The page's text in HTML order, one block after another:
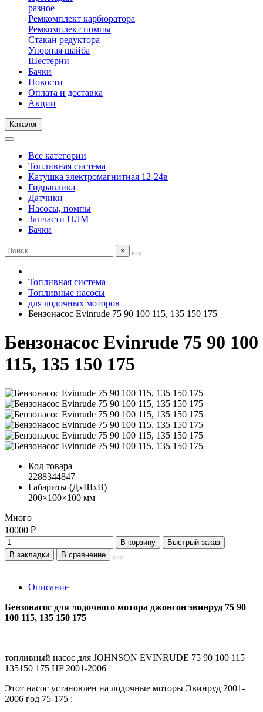
разное
Ремкомплект карбюратора
Ремкомплект помпы
Стакан редуктора
Упорная шайба
Шестерни
Бачки
Новости
Оплата и доставка
Акции
Каталог
Все категории
Топливная система
Катушка электромагнитная 12-24в
Гидравлика
Датчики
Насосы, помпы
Запчасти ПЛМ
Бачки
×
Топливная система
Топливные насосы
для лодочных моторов
Бензонасос Evinrude 75 90 100 115, 135 150 175
Бензонасос Evinrude 75 90 100
115, 135 150 175
Код товара
2288344847
Габариты (ДхШхВ)
200×100×100 мм
Много
10000 ₽
В корзину
Быстрый заказ
В закладки
В сравнение
Описание
Бензонасос для лодочного мотора джонсон эвинруд 75 90
100 115, 135 150 175
топливный насос для JOHNSON EVINRUDE 75 90 100 115
135150 175 HP 2001-2006
Этот насос установлен на лодочные моторы Эвинруд 2001-
2006 год 75-175 :